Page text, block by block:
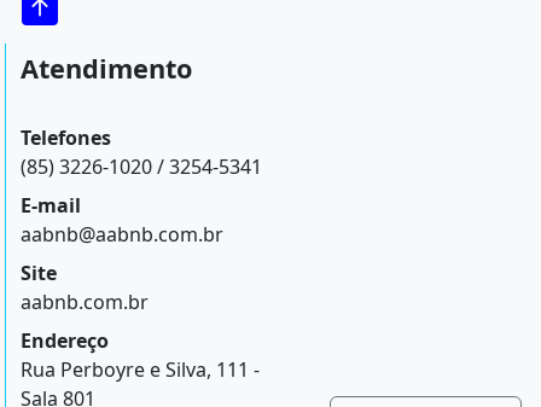
Atendimento
Telefones
(85) 3226-1020 / 3254-5341
E-mail
aabnb@aabnb.com.br
Site
aabnb.com.br
Endereço
Rua Perboyre e Silva, 111 -
Sala 801